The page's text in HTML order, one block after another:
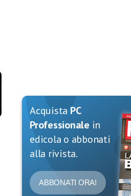
Acquista PC
Professionale in
edicola o abbonati
alla rivista.
ABBONATI ORA!